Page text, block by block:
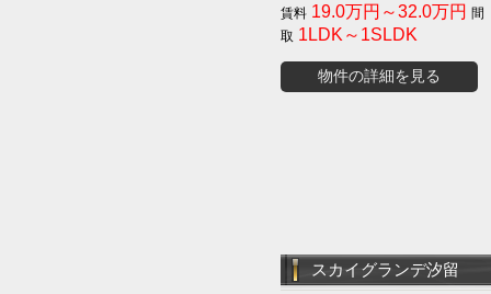
19.0万円～32.0万円
1LDK～1SLDK
物件の詳細を見る
スカイグランデ汐留